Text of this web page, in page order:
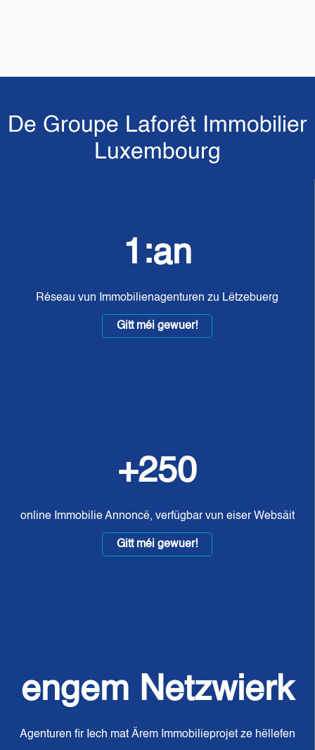
De Groupe Laforêt Immobilier
Luxembourg
1:an
Réseau vun Immobilienagenturen zu Lëtzebuerg
Gitt méi gewuer!
+250
online Immobilie Annoncë, verfügbar vun eiser Websäit
Gitt méi gewuer!
engem Netzwierk
Agenturen fir Iech mat Ärem Immobilieprojet ze hëllefen